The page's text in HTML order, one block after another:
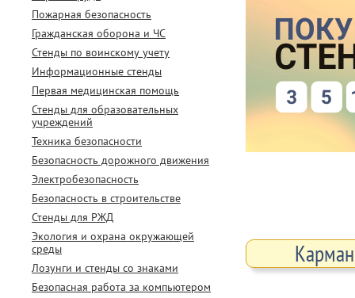
Пожарная безопасность
Гражданская оборона и ЧС
Стенды по воинскому учету
Информационные стенды
Первая медицинская помощь
Стенды для образовательных
учреждений
Техника безопасности
Безопасность дорожного движения
Электробезопасность
Безопасность в строительстве
Стенды для РЖД
Экология и охрана окружающей
среды
Лозунги и стенды со знаками
Безопасная работа за компьютером